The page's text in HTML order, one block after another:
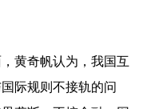
黄奇帆认为，我国互
际规则不接轨的问